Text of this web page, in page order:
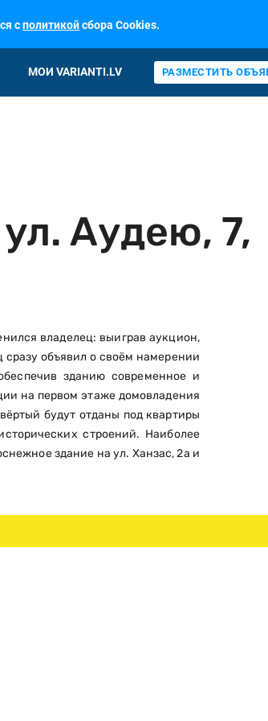
сполитикойсбора Cookies.
МОИ VARIANTI.LV РАЗМЕСТИТЬ
Аудею, 7,
владелец: выиграв аукцион,
сразу объявил о своём намерении
зданию современное и
на первом этаже домовладения
будут отданы под квартиры
строений. Наиболее
здание на ул. Ханзас, 2а и